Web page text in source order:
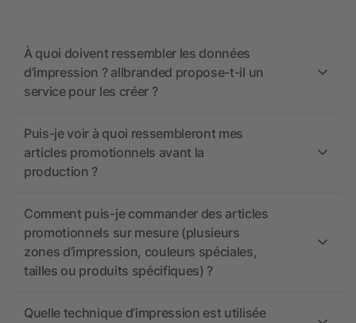
À quoi doivent ressembler les données
d’impression ? allbranded propose-t-il un
service pour les créer ?
Puis-je voir à quoi ressembleront mes
articles promotionnels avant la
production ?
Comment puis-je commander des articles
promotionnels sur mesure (plusieurs
zones d’impression, couleurs spéciales,
tailles ou produits spécifiques) ?
Quelle technique d’impression est utilisée